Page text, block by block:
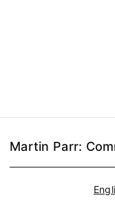
Martin Parr: